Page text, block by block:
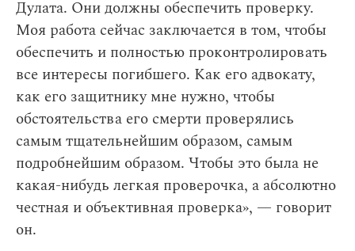
Дулата. Они должны обеспечить проверку.
Моя работа сейчас заключается в том, чтобы
обеспечить и полностью проконтролировать
все интересы погибшего. Как его адвокату,
как его защитнику мне нужно, чтобы
обстоятельства его смерти проверялись
самым тщательнейшим образом, самым
подробнейшим образом. Чтобы это была не
какая-нибудь легкая проверочка, а абсолютно
честная и объективная проверка», — говорит
он.